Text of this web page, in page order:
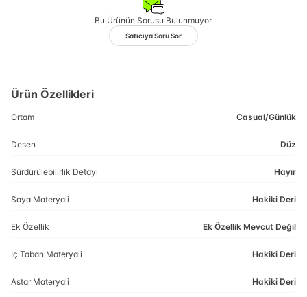
Bu Ürünün Sorusu Bulunmuyor.
Satıcıya Soru Sor
Ürün Özellikleri
Ortam Casual/Günlük
Desen Düz
Sürdürülebilirlik Detayı Hayır
Saya Materyali Hakiki Deri
Ek Özellik Ek Özellik Mevcut Değil
İç Taban Materyali Hakiki Deri
Astar Materyali Hakiki Deri